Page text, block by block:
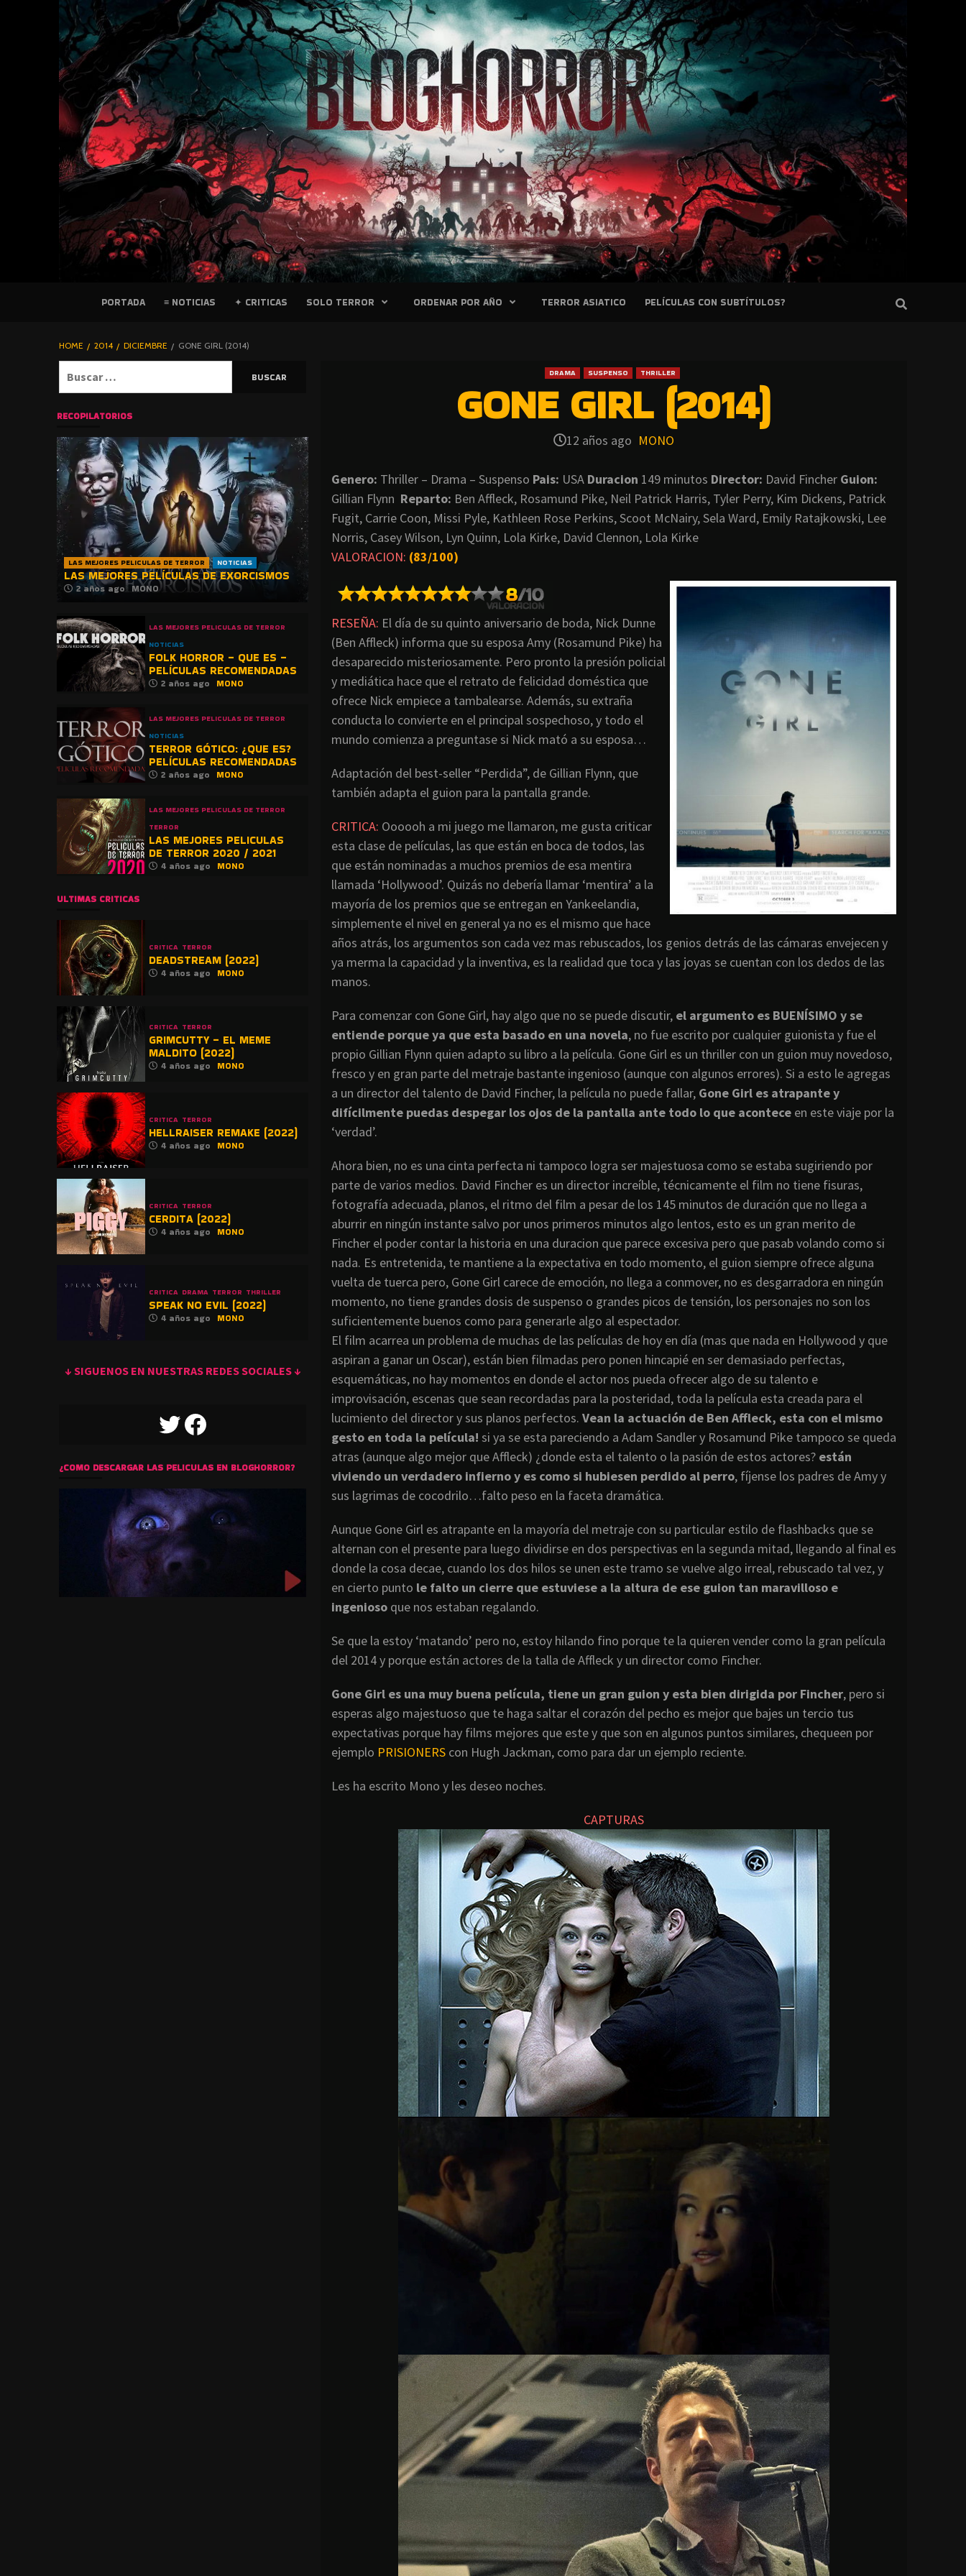
PELICULAS
BLOGHORROR
⋆
PORTADA ≡ NOTICIAS ✦ CRITICAS SOLO TERROR ORDENAR POR AÑO TERROR ASIATICO PELÍCULAS CON SUBTÍTULOS?
HOME 2014 DICIEMBRE GONE GIRL (2014)
DRAMA SUSPENSO THRILLER
GONE GIRL (2014)
12 años ago MONO
Genero: Thriller – Drama – Suspenso Pais: USA Duracion 149 minutos Director: David Fincher Guion:
Gillian Flynn Reparto: Ben Affleck, Rosamund Pike, Neil Patrick Harris, Tyler Perry, Kim Dickens, Patrick
Fugit, Carrie Coon, Missi Pyle, Kathleen Rose Perkins, Scoot McNairy, Sela Ward, Emily Ratajkowski, Lee
Norris, Casey Wilson, Lyn Quinn, Lola Kirke, David Clennon, Lola Kirke
VALORACION: (83/100)
RESEÑA: El día de su quinto aniversario de boda, Nick Dunne
(Ben Affleck) informa que su esposa Amy (Rosamund Pike) ha
desaparecido misteriosamente. Pero pronto la presión policial
y mediática hace que el retrato de felicidad doméstica que
ofrece Nick empiece a tambalearse. Además, su extraña
conducta lo convierte en el principal sospechoso, y todo el
mundo comienza a preguntase si Nick mató a su esposa…
Adaptación del best-seller “Perdida”, de Gillian Flynn, que
también adapta el guion para la pantalla grande.
CRITICA: Oooooh a mi juego me llamaron, me gusta criticar
esta clase de películas, las que están en boca de todos, las
que están nominadas a muchos premios de esa mentira
llamada ‘Hollywood’. Quizás no debería llamar ‘mentira’ a la
mayoría de los premios que se entregan en Yankeelandia,
simplemente el nivel en general ya no es el mismo que hace
años atrás, los argumentos son cada vez mas rebuscados, los genios detrás de las cámaras envejecen y
ya merma la capacidad y la inventiva, es la realidad que toca y las joyas se cuentan con los dedos de las
manos.
Para comenzar con Gone Girl, hay algo que no se puede discutir, el argumento es BUENÍSIMO y se
entiende porque ya que esta basado en una novela, no fue escrito por cualquier guionista y fue el
propio Gillian Flynn quien adapto su libro a la película. Gone Girl es un thriller con un guion muy novedoso,
fresco y en gran parte del metraje bastante ingenioso (aunque con algunos errores). Si a esto le agregas
a un director del talento de David Fincher, la película no puede fallar, Gone Girl es atrapante y
difícilmente puedas despegar los ojos de la pantalla ante todo lo que acontece en este viaje por la
‘verdad’.
Ahora bien, no es una cinta perfecta ni tampoco logra ser majestuosa como se estaba sugiriendo por
parte de varios medios. David Fincher es un director increíble, técnicamente el film no tiene fisuras,
fotografía adecuada, planos, el ritmo del film a pesar de los 145 minutos de duración que no llega a
aburrir en ningún instante salvo por unos primeros minutos algo lentos, esto es un gran merito de
Fincher el poder contar la historia en una duracion que parece excesiva pero que pasab volando como si
nada. Es entretenida, te mantiene a la expectativa en todo momento, el guion siempre ofrece alguna
vuelta de tuerca pero, Gone Girl carece de emoción, no llega a conmover, no es desgarradora en ningún
momento, no tiene grandes dosis de suspenso o grandes picos de tensión, los personajes no son los
suficientemente buenos como para generarle algo al espectador.
El film acarrea un problema de muchas de las películas de hoy en día (mas que nada en Hollywood y que
aspiran a ganar un Oscar), están bien filmadas pero ponen hincapié en ser demasiado perfectas,
esquemáticas, no hay momentos en donde el actor nos pueda ofrecer algo de su talento e
improvisación, escenas que sean recordadas para la posteridad, toda la película esta creada para el
lucimiento del director y sus planos perfectos. Vean la actuación de Ben Affleck, esta con el mismo
gesto en toda la película! si ya se esta pareciendo a Adam Sandler y Rosamund Pike tampoco se queda
atras (aunque algo mejor que Affleck) ¿donde esta el talento o la pasión de estos actores? están
viviendo un verdadero infierno y es como si hubiesen perdido al perro, fíjense los padres de Amy y
sus lagrimas de cocodrilo…falto peso en la faceta dramática.
Aunque Gone Girl es atrapante en la mayoría del metraje con su particular estilo de flashbacks que se
alternan con el presente para luego dividirse en dos perspectivas en la segunda mitad, llegando al final es
donde la cosa decae, cuando los dos hilos se unen este tramo se vuelve algo irreal, rebuscado tal vez, y
en cierto punto le falto un cierre que estuviese a la altura de ese guion tan maravilloso e
ingenioso que nos estaban regalando.
Se que la estoy ‘matando’ pero no, estoy hilando fino porque te la quieren vender como la gran película
del 2014 y porque están actores de la talla de Affleck y un director como Fincher.
Gone Girl es una muy buena película, tiene un gran guion y esta bien dirigida por Fincher, pero si
esperas algo majestuoso que te haga saltar el corazón del pecho es mejor que bajes un tercio tus
expectativas porque hay films mejores que este y que son en algunos puntos similares, chequeen por
ejemplo PRISIONERS con Hugh Jackman, como para dar un ejemplo reciente.
Les ha escrito Mono y les deseo noches.
CAPTURAS
RECOPILATORIOS
LAS MEJORES PELICULAS DE TERROR NOTICIAS
LAS MEJORES PELÍCULAS DE EXORCISMOS
2 años ago MONO
LAS MEJORES PELICULAS DE TERROR
NOTICIAS
FOLK HORROR – QUE ES –
PELÍCULAS RECOMENDADAS
2 años ago MONO
LAS MEJORES PELICULAS DE TERROR
NOTICIAS
TERROR GÓTICO: ¿QUE ES?
PELÍCULAS RECOMENDADAS
2 años ago MONO
LAS MEJORES PELICULAS DE TERROR
TERROR
LAS MEJORES PELICULAS
DE TERROR 2020 / 2021
4 años ago MONO
ULTIMAS CRITICAS
CRITICA TERROR
DEADSTREAM (2022)
4 años ago MONO
CRITICA TERROR
GRIMCUTTY – EL MEME
MALDITO (2022)
4 años ago MONO
CRITICA TERROR
HELLRAISER REMAKE (2022)
4 años ago MONO
CRITICA TERROR
CERDITA (2022)
4 años ago MONO
CRITICA DRAMA TERROR THRILLER
SPEAK NO EVIL (2022)
4 años ago MONO
↓ SIGUENOS EN NUESTRAS REDES SOCIALES ↓
TWITTERFACEBOOK
¿COMO DESCARGAR LAS PELICULAS EN BLOGHORROR?